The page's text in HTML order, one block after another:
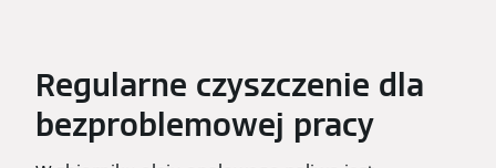
Regularne czyszczenie dla
bezproblemowej pracy